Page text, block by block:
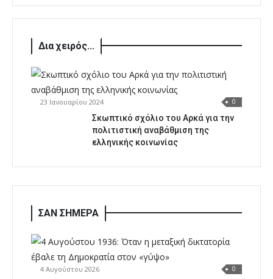
Δια χειρός...
23 Ιανουαρίου 2024 0
Σκωπτικό σχόλιο του Αρκά για την
πολιτιστική αναβάθμιση της
ελληνικής κοινωνίας
ΣΑΝ ΣΗΜΕΡΑ
4 Αυγούστου 2026 0